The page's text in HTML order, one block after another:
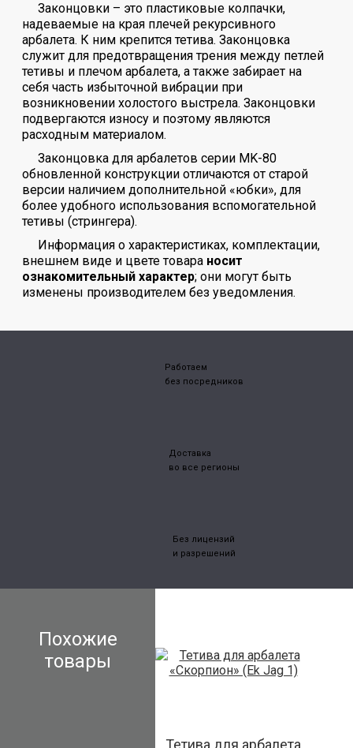
Законцовки – это пластиковые колпачки,
надеваемые на края плечей рекурсивного
арбалета. К ним крепится тетива. Законцовка
служит для предотвращения трения между петлей
тетивы и плечом арбалета, а также забирает на
себя часть избыточной вибрации при
возникновении холостого выстрела. Законцовки
подвергаются износу и поэтому являются
расходным материалом.
Законцовка для арбалетов серии MK-80
обновленной конструкции отличаются от старой
версии наличием дополнительной «юбки», для
более удобного использования вспомогательной
тетивы (стрингера).
Информация о характеристиках, комплектации,
внешнем виде и цвете товара носит
ознакомительный характер; они могут быть
изменены производителем без уведомления.
Работаем
без посредников
Доставка
во все регионы
Без лицензий
и разрешений
Похожие
товары